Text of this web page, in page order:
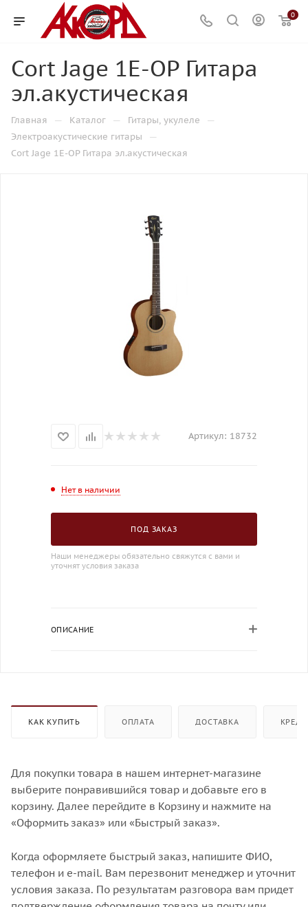
0
Cort Jage 1E-OP Гитара
эл.акустическая
Главная — Каталог — Гитары, укулеле —
Электроакустические гитары —
Cort Jage 1E-OP Гитара эл.акустическая
Артикул: 18732
Нет в наличии
ПОД ЗАКАЗ
Наши менеджеры обязательно свяжутся с вами и
уточнят условия заказа
ОПИСАНИЕ
КАК КУПИТЬ ОПЛАТА ДОСТАВКА
Для покупки товара в нашем интернет-магазине
выберите понравившийся товар и добавьте его в
корзину. Далее перейдите в Корзину и нажмите на
«Оформить заказ» или «Быстрый заказ».
Когда оформляете быстрый заказ, напишите ФИО,
телефон и e-mail. Вам перезвонит менеджер и уточнит
условия заказа. По результатам разговора вам придет